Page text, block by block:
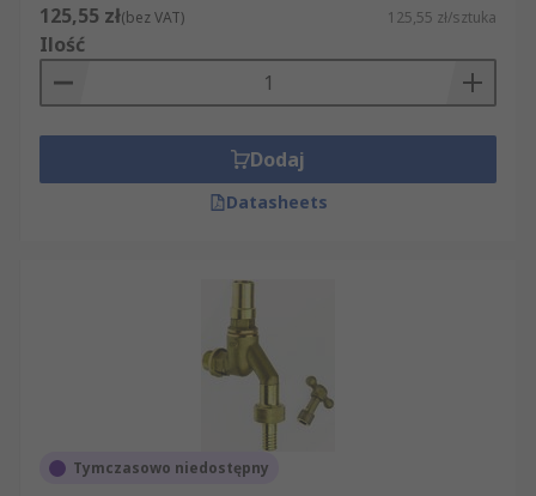
125,55 zł(bez VAT) 125,55 zł/sztuka
Ilość
Dodaj
Datasheets
Tymczasowo niedostępny